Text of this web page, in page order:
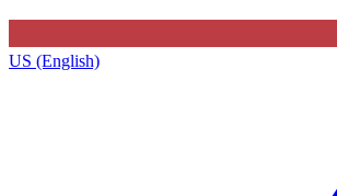
US (English)